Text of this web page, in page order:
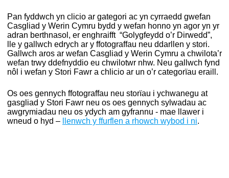
Pan fyddwch yn clicio ar gategori ac yn cyrraedd gwefan
Casgliad y Werin Cymru bydd y wefan honno yn agor yn yr
adran berthnasol, er enghraifft “Golygfeydd o’r Dirwedd”,
lle y gallwch edrych ar y ffotograffau neu ddarllen y stori.
Gallwch aros ar wefan Casgliad y Werin Cymru a chwilota’r
wefan trwy ddefnyddio eu chwilotwr nhw. Neu gallwch fynd
nôl i wefan y Stori Fawr a chlicio ar un o’r categorïau eraill.
Os oes gennych ffotograffau neu storïau i ychwanegu at
gasgliad y Stori Fawr neu os oes gennych sylwadau ac
awgrymiadau neu os ydych am gyfrannu - mae llawer i
wneud o hyd –
llenwch y ffurflen a rhowch wybod i ni.